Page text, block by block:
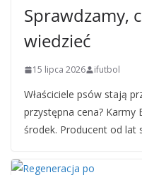
Sprawdzamy,
wiedzieć
15 lipca 2026 ifutbol
Właściciele psów stają
przystępna cena? Karmy
środek. Producent od lat